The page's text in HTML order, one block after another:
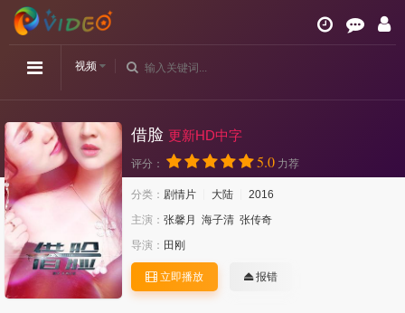
视频
借脸 更新HD中字
评分： 5.0 力荐
分类： 剧情片 大陆
2016
主演： 张馨月 海子清 张传奇
导演： 田刚
立即播放 报错